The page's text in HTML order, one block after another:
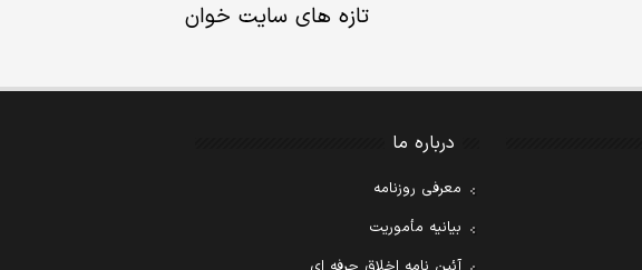
تازه های سایت خوان
درباره ما
معرفی روزنامه
بیانیه مأموریت